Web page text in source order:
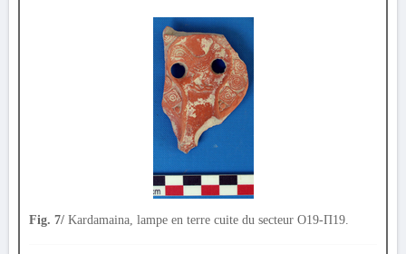
Fig. 7/ Kardamaina, lampe en terre cuite du secteur Ο19-Π19.